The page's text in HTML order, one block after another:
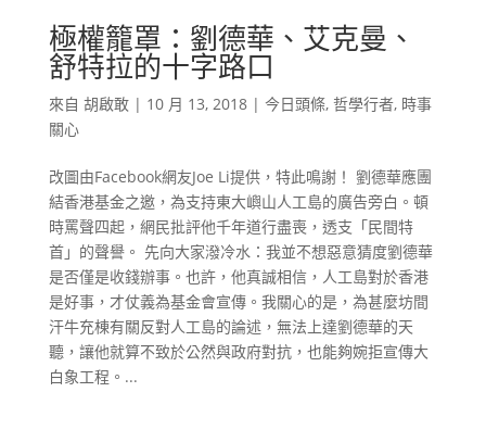
極權籠罩：劉德華、艾克曼、
舒特拉的十字路口
來自 胡啟敢| 10 月 13, 2018| 今日頭條, 哲學行者, 時事
關心
改圖由Facebook網友Joe Li提供，特此鳴謝！ 劉德華應團
結香港基金之邀，為支持東大嶼山人工島的廣告旁白。頓
時罵聲四起，網民批評他千年道行盡喪，透支「民間特
首」的聲譽。 先向大家潑冷水：我並不想惡意猜度劉德華
是否僅是收錢辦事。也許，他真誠相信，人工島對於香港
是好事，才仗義為基金會宣傳。我關心的是，為甚麼坊間
汗牛充棟有關反對人工島的論述，無法上達劉德華的天
聽，讓他就算不致於公然與政府對抗，也能夠婉拒宣傳大
白象工程。...